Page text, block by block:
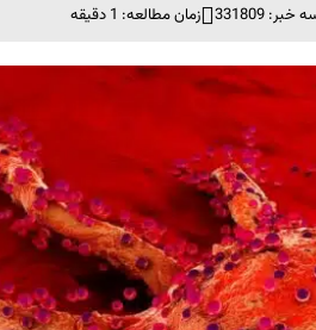
331809 زمان مطالعه: 1 دقیقه